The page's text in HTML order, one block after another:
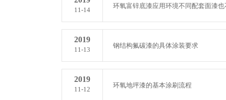
11-14
环氧富锌底漆应用环境不同配套面漆也
2019
11-13
钢结构氟碳漆的具体涂装要求
2019
11-12
环氧地坪漆的基本涂刷流程